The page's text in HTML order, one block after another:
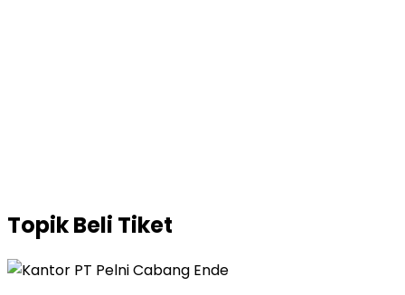
TopikBeli Tiket